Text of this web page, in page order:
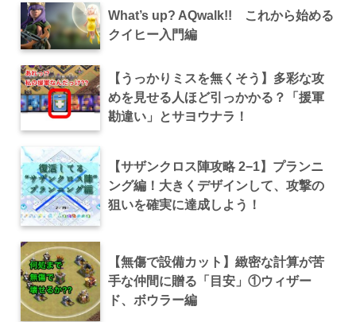
What’s up? AQwalk!! これから始める
クイヒー入門編
【うっかりミスを無くそう】多彩な攻
めを見せる人ほど引っかかる？「援軍
勘違い」とサヨウナラ！
【サザンクロス陣攻略 2−1】プランニ
ング編！大きくデザインして、攻撃の
狙いを確実に達成しよう！
【無傷で設備カット】緻密な計算が苦
手な仲間に贈る「目安」①ウィザー
ド、ボウラー編